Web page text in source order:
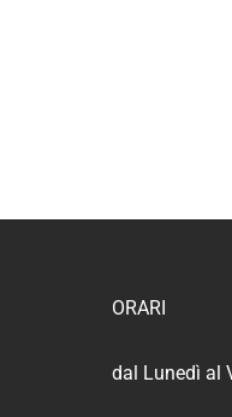
ORARI
dal Lunedì al